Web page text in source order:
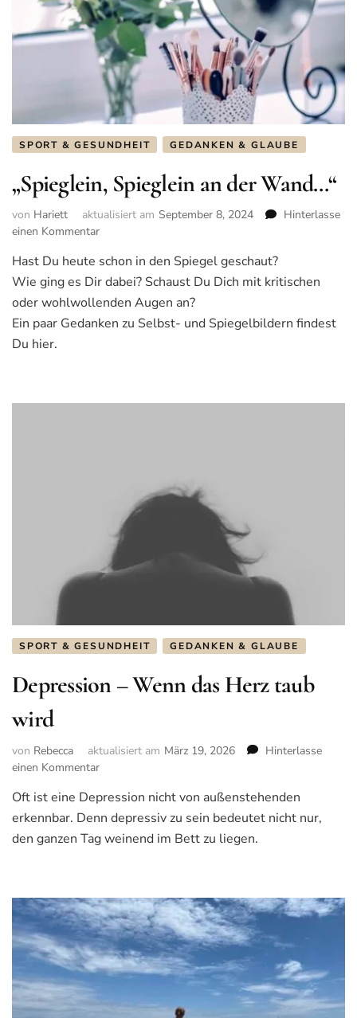
SPORT & GESUNDHEIT GEDANKEN & GLAUBE
„Spieglein, Spieglein an der Wand…“
von Hariett aktualisiert am September 8, 2024
Hinterlasse
einen Kommentar
Spieglein
an
der
Wand…“
Hast Du heute schon in den Spiegel geschaut?
Wie ging es Dir dabei? Schaust Du Dich mit kritischen
oder wohlwollenden Augen an?
Ein paar Gedanken zu Selbst- und Spiegelbildern findest
Du hier.
SPORT & GESUNDHEIT GEDANKEN & GLAUBE
Depression – Wenn das Herz taub
wird
von Rebecca aktualisiert am März 19, 2026
Hinterlasse
einen Kommentar
–
Wenn
das
Oft ist eine Depression nicht von außenstehenden
erkennbar. Denn depressiv zu sein bedeutet nicht nur,
den ganzen Tag weinend im Bett zu liegen.